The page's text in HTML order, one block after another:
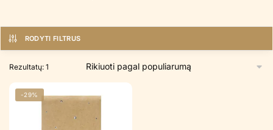
RODYTI FILTRUS
Rezultatų: 1
-29%